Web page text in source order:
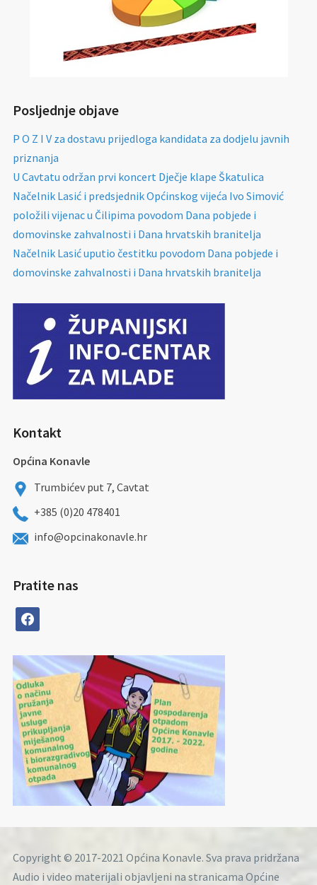
Posljednje objave
P O Z I V za dostavu prijedloga kandidata za dodjelu javnih
priznanja
U Cavtatu održan prvi koncert Dječje klape Škatulica
Načelnik Lasić i predsjednik Općinskog vijeća Ivo Simović
položili vijenac u Čilipima povodom Dana pobjede i
domovinske zahvalnosti i Dana hrvatskih branitelja
Načelnik Lasić uputio čestitku povodom Dana pobjede i
domovinske zahvalnosti i Dana hrvatskih branitelja
Kontakt
Općina Konavle
Trumbićev put 7, Cavtat
+385 (0)20 478401
info@opcinakonavle.hr
Pratite nas
facebook
Copyright © 2017-2021 Općina Konavle. Sva prava pridržana
Audio i video materijali objavljeni na stranicama Općine